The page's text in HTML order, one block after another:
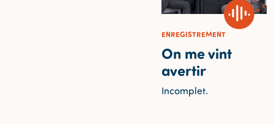
ENREGISTREMENT
On me vint
avertir
Incomplet.